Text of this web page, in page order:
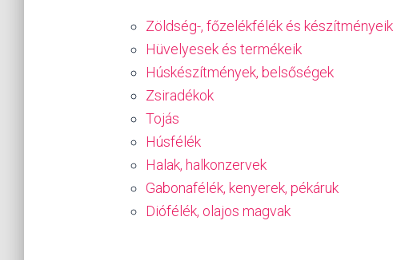
Zöldség-, főzelékfélék és készítményeik
Hüvelyesek és termékeik
Húskészítmények, belsőségek
Zsiradékok
Tojás
Húsfélék
Halak, halkonzervek
Gabonafélék, kenyerek, pékáruk
Diófélék, olajos magvak